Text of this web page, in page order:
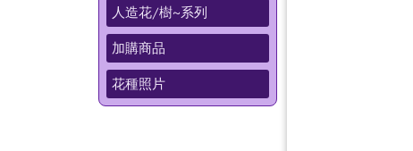
人造花/樹~系列
加購商品
花種照片